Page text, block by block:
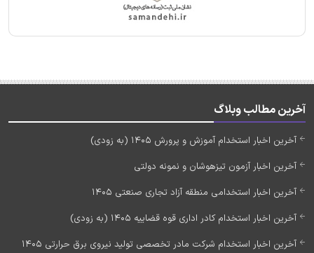
آخرین مطالب وبلاگ
آخرین اخبار استخدام آموزش و پرورش 1405 (به زودی)
آخرین اخبار آزمون تیزهوشان و نمونه دولتی
آخرین اخبار استخدامی منطقه آزاد تجاری صنعتی 1405
آخرین اخبار استخدام کادر اداری قوه قضاییه 1405 (به زودی)
آخرین اخبار استخدام شرکت مادر تخصصی تولید نیروی برق حرارتی 1405